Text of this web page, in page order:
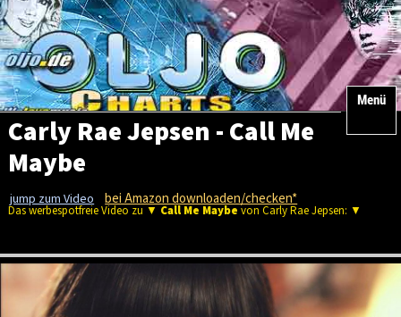
Menü
Carly Rae Jepsen - Call Me
Maybe
jump zum Video bei Amazon downloaden/checken*
Das werbespotfreie Video zu ▼ Call Me Maybe von Carly Rae Jepsen: ▼